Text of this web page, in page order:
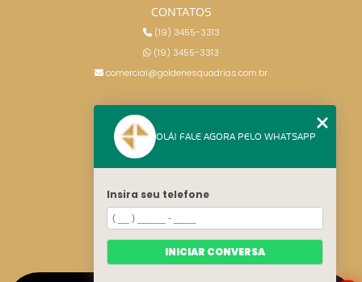
CONTATOS
(19) 3455-3313
(19) 3455-3313
comercial@goldenesquadrias.com.br
HOME
CATEGORIAS
MAPA DO SITE
OLÁ! FALE AGORA PELO WHATSAPP
Insira seu telefone
INICIAR CONVERSA